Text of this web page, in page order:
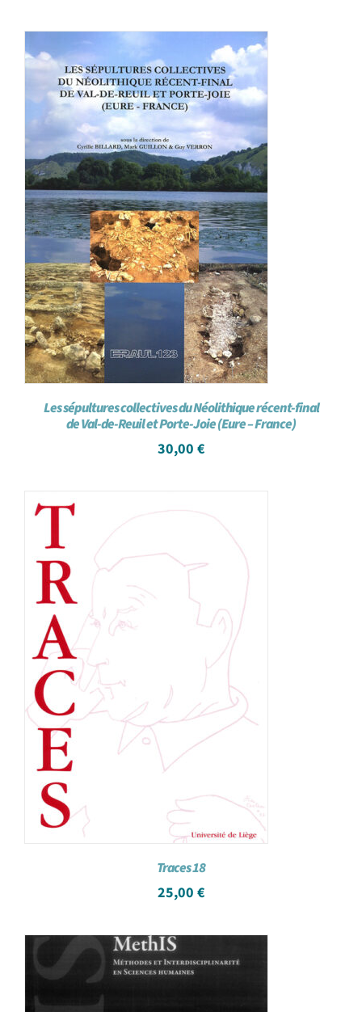
Les sépultures collectives du Néolithique récent-final
de Val-de-Reuil et Porte-Joie (Eure – France)
30,00 €
Traces 18
25,00 €